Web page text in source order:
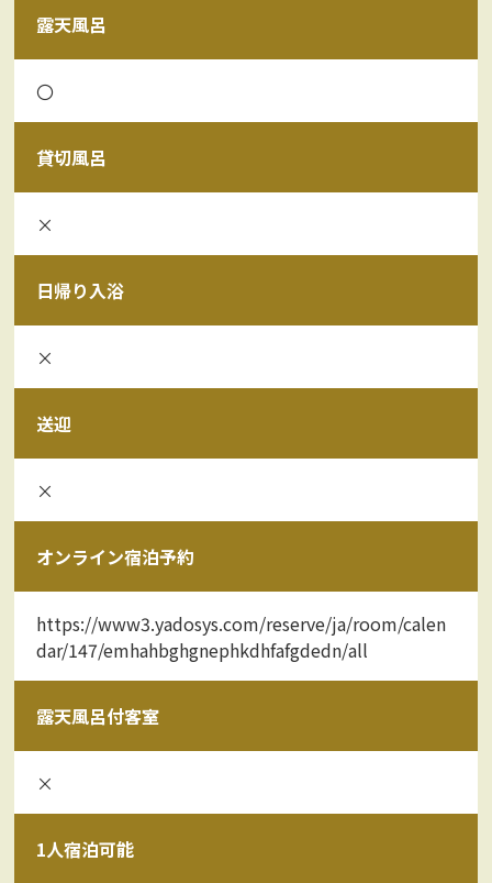
露天風呂
〇
貸切風呂
×
日帰り入浴
×
送迎
×
オンライン宿泊予約
https://www3.yadosys.com/reserve/ja/room/calen
dar/147/emhahbghgnephkdhfafgdedn/all
露天風呂付客室
×
1人宿泊可能